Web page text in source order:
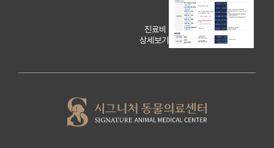
진료비
상세보기